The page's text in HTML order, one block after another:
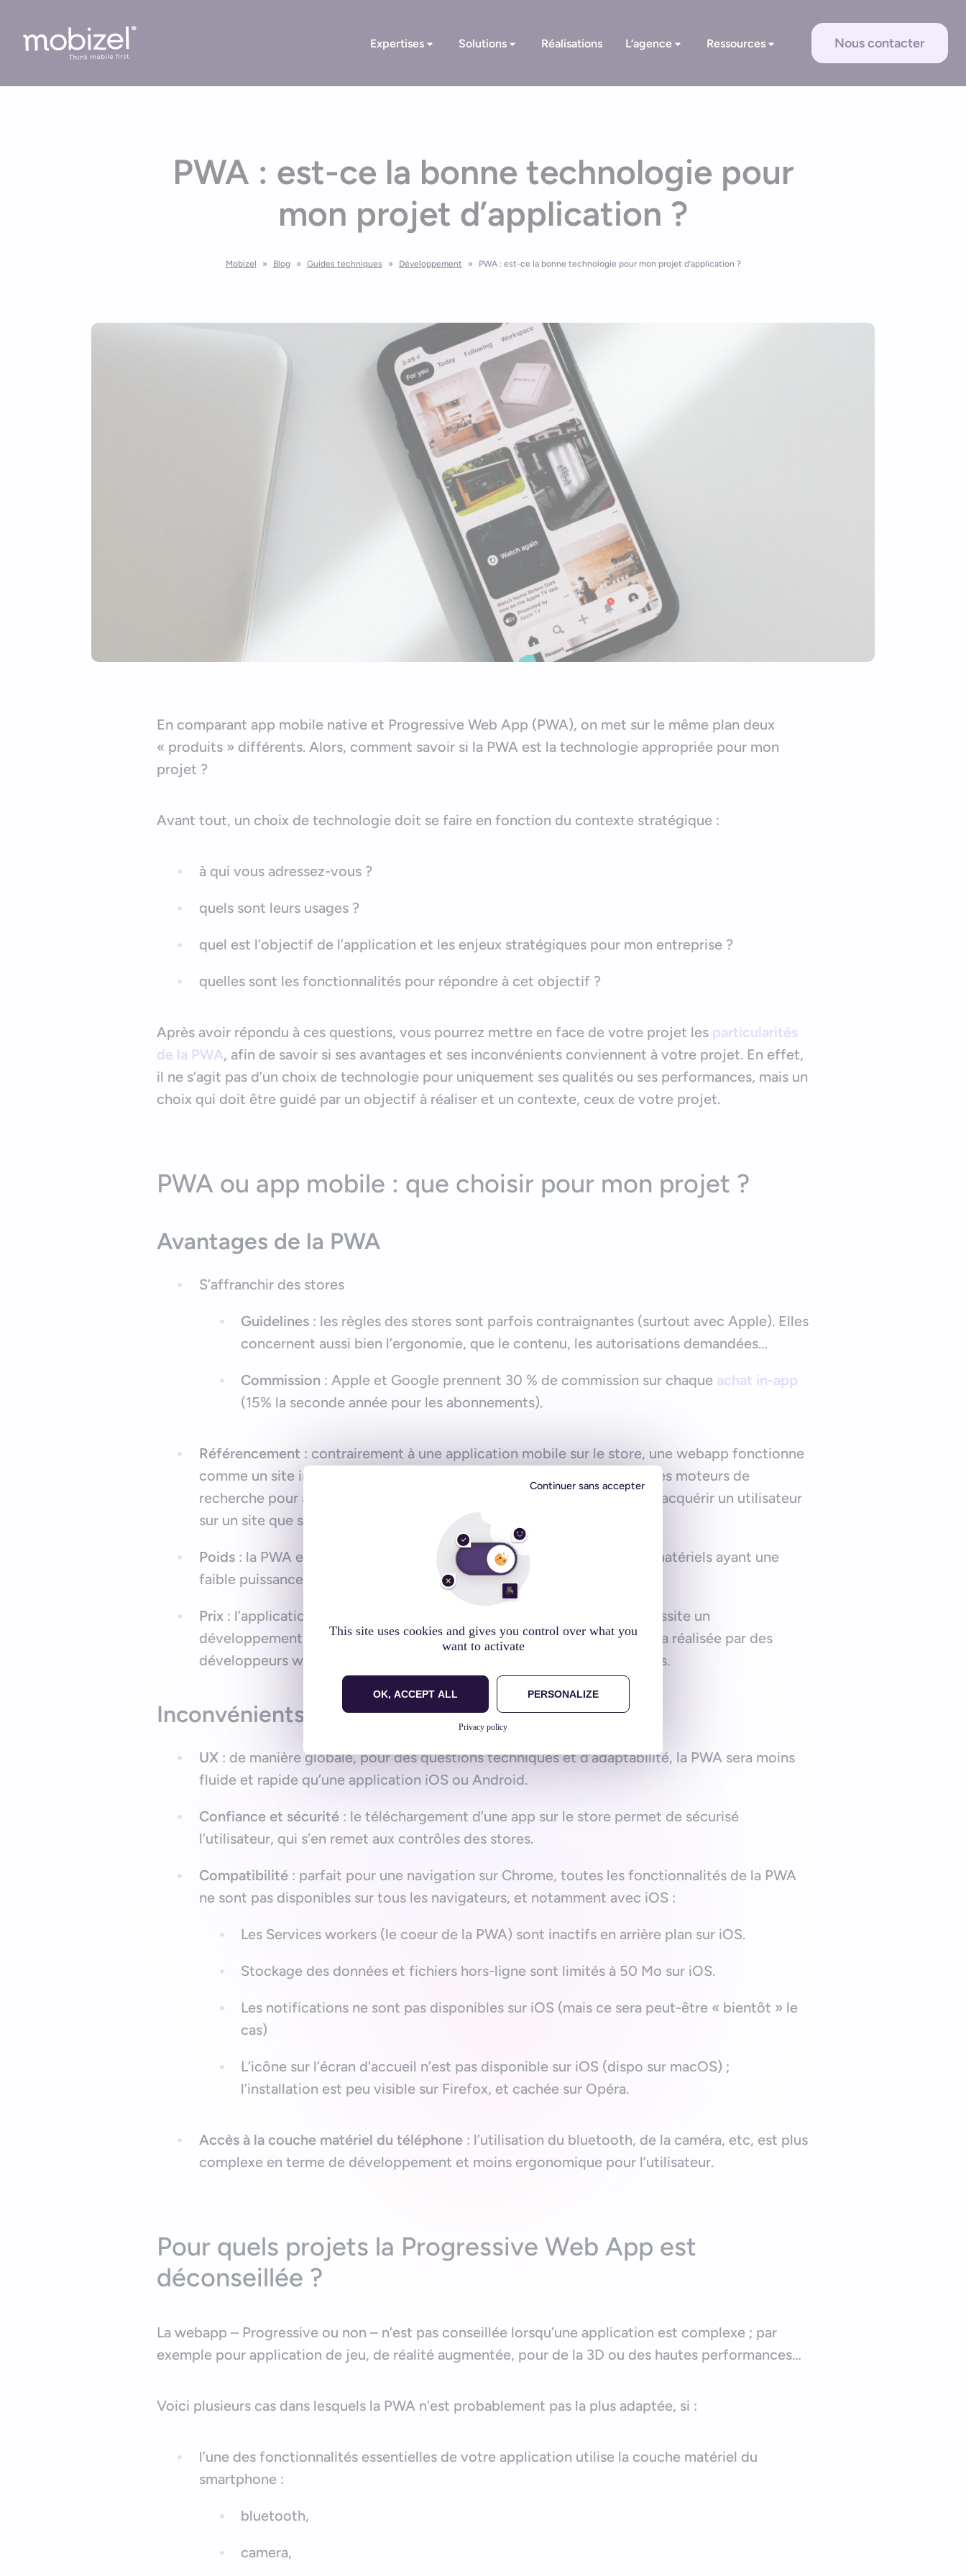
This site uses cookies and gives you control over what you
want to activate
OK, ACCEPT ALL
Continuer sans accepter
PERSONALIZE
Privacy policy
Expertises Solutions Réalisations L’agence Ressources Nous contacter
PWA : est-ce la bonne technologie pour
mon projet d’application ?
Mobizel » Blog » Guides techniques » Développement » PWA : est-ce la bonne technologie pour mon projet d’application ?
En comparant app mobile native et Progressive Web App (PWA), on met sur le même plan deux
« produits » différents. Alors, comment savoir si la PWA est la technologie appropriée pour mon
projet ?
Avant tout, un choix de technologie doit se faire en fonction du contexte stratégique :
à qui vous adressez-vous ?
quels sont leurs usages ?
quel est l’objectif de l’application et les enjeux stratégiques pour mon entreprise ?
quelles sont les fonctionnalités pour répondre à cet objectif ?
Après avoir répondu à ces questions, vous pourrez mettre en face de votre projet les particularités
de la PWA, afin de savoir si ses avantages et ses inconvénients conviennent à votre projet. En effet,
il ne s’agit pas d’un choix de technologie pour uniquement ses qualités ou ses performances, mais un
choix qui doit être guidé par un objectif à réaliser et un contexte, ceux de votre projet.
PWA ou app mobile : que choisir pour mon projet ?
Avantages de la PWA
S’affranchir des stores
Guidelines : les règles des stores sont parfois contraignantes (surtout avec Apple). Elles
concernent aussi bien l’ergonomie, que le contenu, les autorisations demandées…
Commission : Apple et Google prennent 30 % de commission sur chaque achat in-app
(15% la seconde année pour les abonnements).
Référencement : contrairement à une application mobile sur le store, une webapp fonctionne
comme un site internet. Il est donc possible d’optimiser sa lecture par les moteurs de
recherche pour augmenter son trafic. Il est en général moins coûteux d’acquérir un utilisateur
sur un site que sur une application mobile.
Poids: la PWA est conçue pour être légère, elle est donc adaptée aux matériels ayant une
faible puissance. Ce n’est pas un hasard si Twitter Lite est une PWA.
Prix: l’application web sera généralement moins coûteuse car elle nécessite un
développement unique, contrairement à une application native. Elle sera réalisée par des
développeurs web, un peu plus nombreux que les développeurs mobiles.
Inconvénients de la PWA
UX: de manière globale, pour des questions techniques et d’adaptabilité, la PWA sera moins
fluide et rapide qu’une application iOS ou Android.
Confiance et sécurité: le téléchargement d’une app sur le store permet de sécurisé
l’utilisateur, qui s’en remet aux contrôles des stores.
Compatibilité: parfait pour une navigation sur Chrome, toutes les fonctionnalités de la PWA
ne sont pas disponibles sur tous les navigateurs, et notamment avec iOS :
Les Services workers (le coeur de la PWA) sont inactifs en arrière plan sur iOS.
Stockage des données et fichiers hors-ligne sont limités à 50 Mo sur iOS.
Les notifications ne sont pas disponibles sur iOS (mais ce sera peut-être « bientôt » le
cas)
L’icône sur l’écran d’accueil n’est pas disponible sur iOS (dispo sur macOS) ;
l’installation est peu visible sur Firefox, et cachée sur Opéra.
Accès à la couche matériel du téléphone: l’utilisation du bluetooth, de la caméra, etc, est plus
complexe en terme de développement et moins ergonomique pour l’utilisateur.
Pour quels projets la Progressive Web App est
déconseillée ?
La webapp – Progressive ou non – n’est pas conseillée lorsqu’une application est complexe ; par
exemple pour application de jeu, de réalité augmentée, pour de la 3D ou des hautes performances…
Voici plusieurs cas dans lesquels la PWA n’est probablement pas la plus adaptée, si :
l’une des fonctionnalités essentielles de votre application utilise la couche matériel du
smartphone :
bluetooth,
camera,